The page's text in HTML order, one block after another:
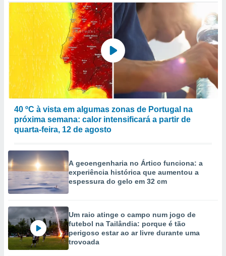
dados
através
estudos
de
1199
40 ºC à vista em algumas zonas de Portugal na
próxima semana: calor intensificará a partir de
quarta-feira, 12 de agosto
A geoengenharia no Ártico funciona: a
experiência histórica que aumentou a
espessura do gelo em 32 cm
Um raio atinge o campo num jogo de
futebol na Tailândia: porque é tão
perigoso estar ao ar livre durante uma
trovoada